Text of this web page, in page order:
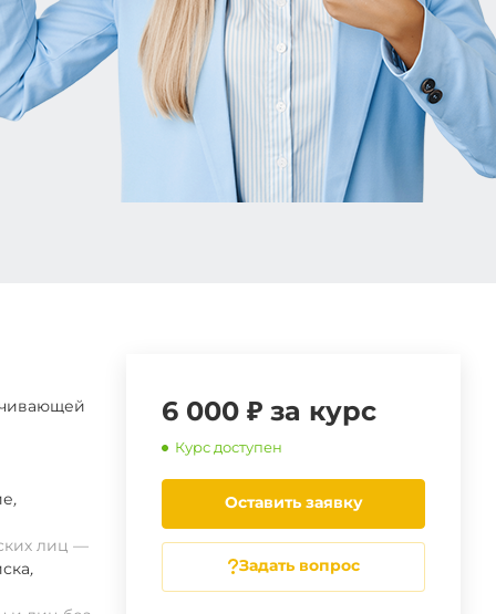
6 000 ₽ за курс
Курс доступен
Оставить заявку
Задать вопрос
,
лиц
,